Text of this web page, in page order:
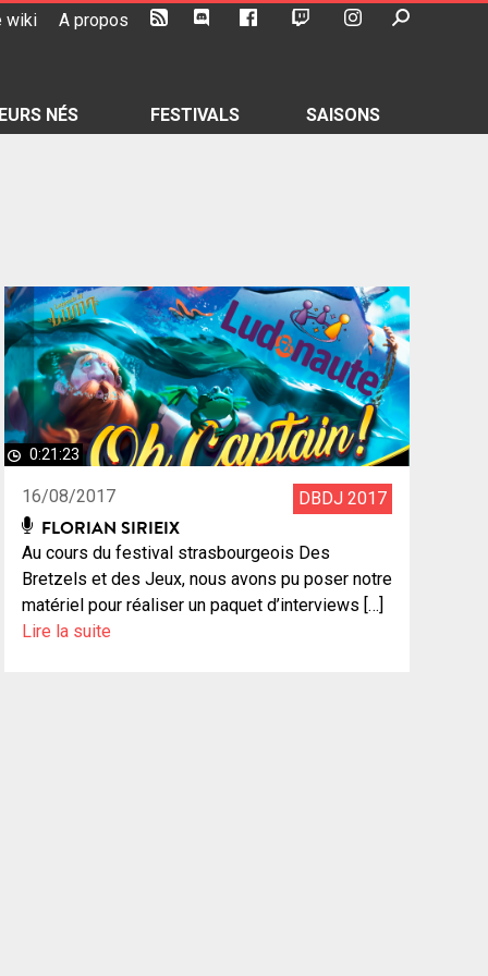
wiki A propos
NÉS FESTIVALS SAISONS
0:21:23
16/08/2017 DBDJ 2017
FLORIAN SIRIEIX
Au cours du festival strasbourgeois Des
Bretzels et des Jeux, nous avons pu poser notre
matériel pour réaliser un paquet d’interviews […]
Lire la suite